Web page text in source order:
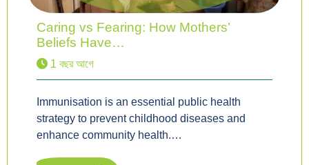
Caring vs Fearing: How Mothers’
Beliefs Have…
1 বছর আগে
Immunisation is an essential public health
strategy to prevent childhood diseases and
enhance community health.…